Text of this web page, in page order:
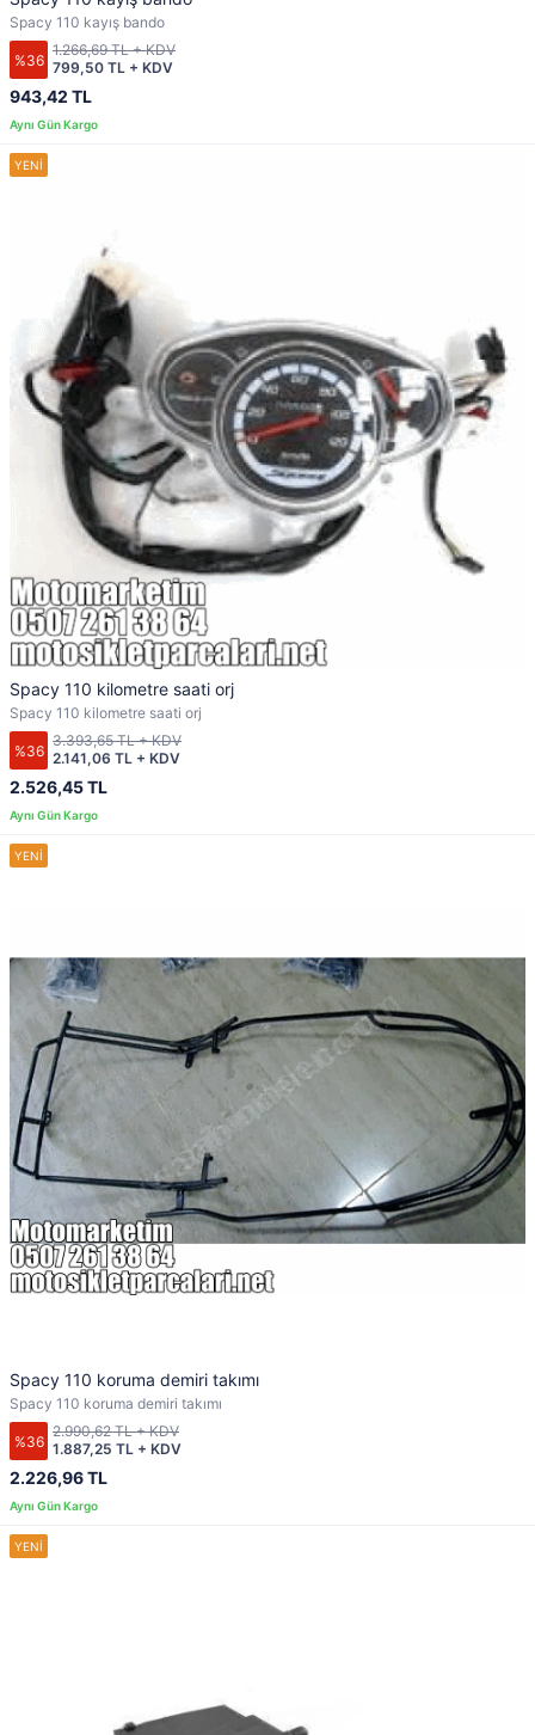
Spacy 110 kayış bando
%36
943,42 TL
799,50 TL + KDV
1.266,69 TL + KDV
Spacy 110 kilometre saati orj
Spacy 110 kilometre saati orj
%36
2.526,45 TL
2.141,06 TL + KDV
3.393,65 TL + KDV
Spacy 110 koruma demiri takımı
Spacy 110 koruma demiri takımı
%36
2.226,96 TL
1.887,25 TL + KDV
2.990,62 TL + KDV